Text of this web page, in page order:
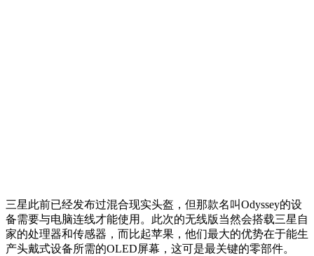
三星此前已经发布过混合现实头盔，但那款名叫Odyssey的设
备需要与电脑连线才能使用。此次的无线版当然会搭载三星自
家的处理器和传感器，而比起苹果，他们最大的优势在于能生
产头戴式设备所需的OLED屏幕，这可是最关键的零部件。